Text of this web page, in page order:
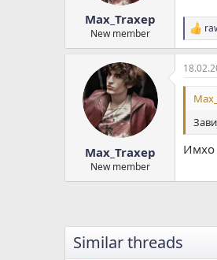
Max_Traxep
New member
Р
е
а
к
ц
и
Max_Traxep
New member
Имхо
Similar threads